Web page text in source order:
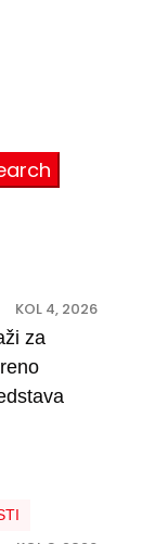
KOL 4, 2026
za